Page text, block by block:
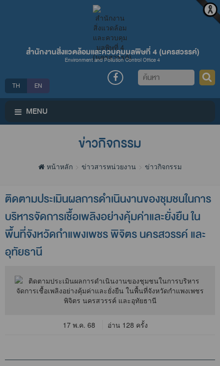
สำนักงานสิ่งแวดล้อมและควบคุมมลพิษที่ 4 (นครสวรรค์)
Environment and Pollution Control Office 4
TH EN
ค้นหา
MENU
ข่าวกิจกรรม
หน้าหลัก ข่าวสารหน่วยงาน ข่าวกิจกรรม
ติดตามประเมินผลการดำเนินงานของชุมชนในการ
บริหารจัดการเชื้อเพลิงอย่างคุ้มค่าและยั่งยืน ใน
พื้นที่จังหวัดกำแพงเพชร พิจิตร นครสวรรค์ และ
อุทัยธานี
17 พ.ค. 68 อ่าน 128 ครั้ง